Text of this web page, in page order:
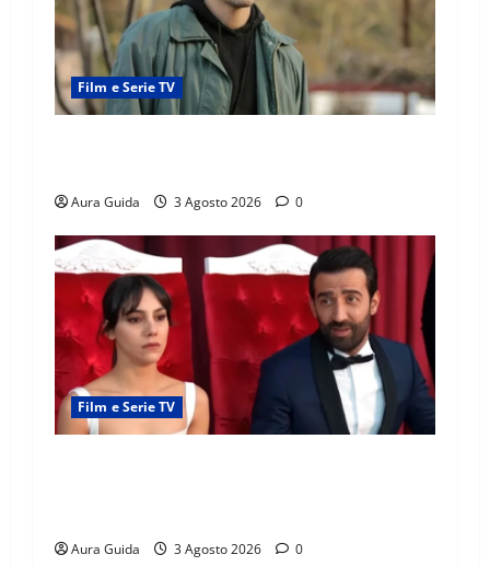
Film e Serie TV
Aura Guida 3 Agosto 2026 0
Film e Serie TV
Aura Guida 3 Agosto 2026 0